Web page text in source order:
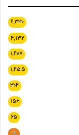
۶,۳۳۰
۴,۱۳۲
۱,۴۸۷
۱,۴۵۵
۳۰۴
۱۵۶
۶۵